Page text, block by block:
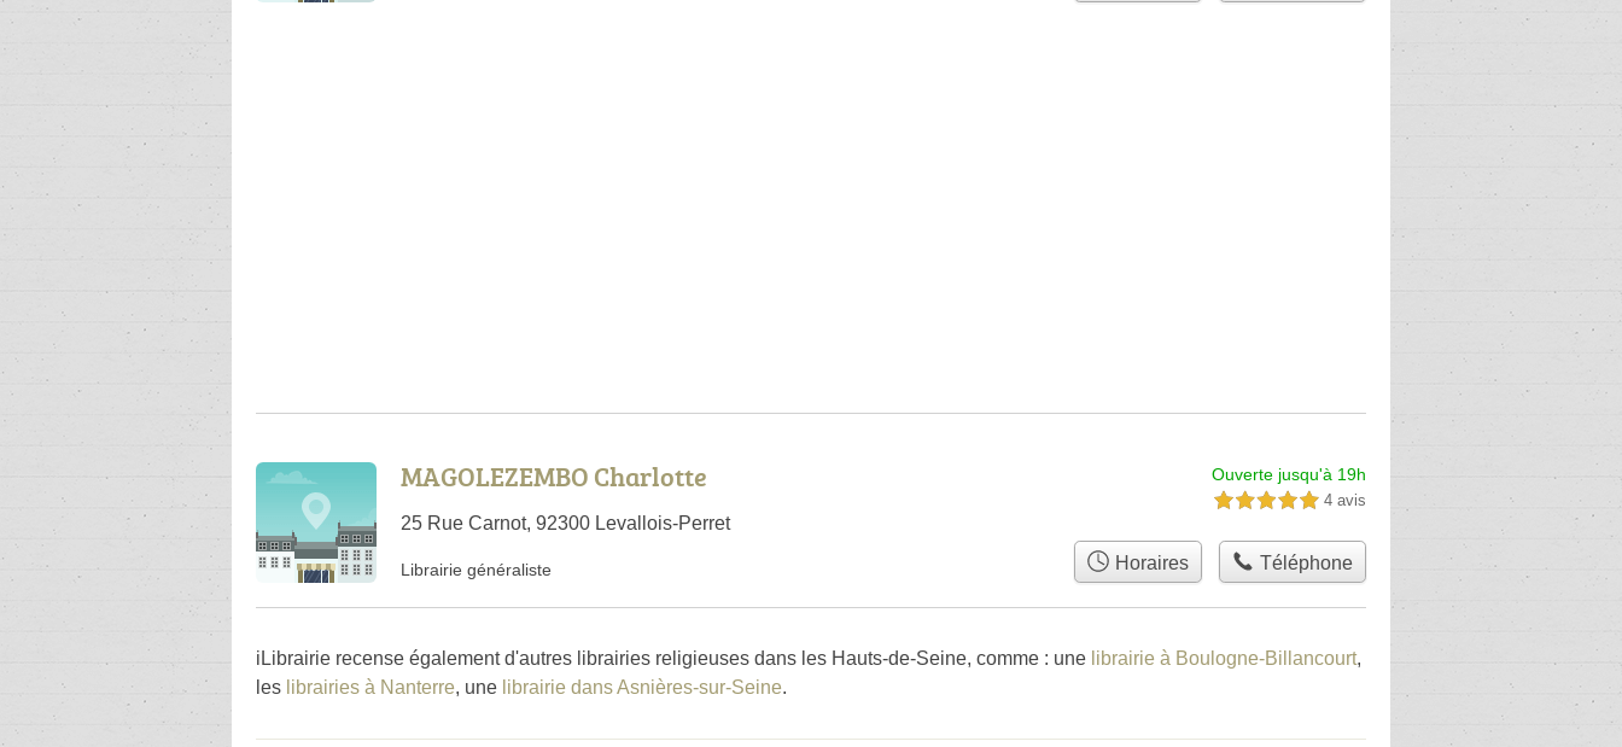
MAGOLEZEMBO Charlotte
25 Rue Carnot, 92300 Levallois-Perret
Ouverte jusqu'à 19h
5,0 étoiles sur 5 4 avis
Librairie généraliste Horaires Téléphone
iLibrairie recense également d'autres librairies religieuses dans les Hauts-de-Seine, comme : une librairie à Boulogne-Billancourt,
les librairies à Nanterre, une librairie dans Asnières-sur-Seine.